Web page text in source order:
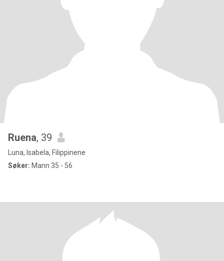
Ruena, 39
Luna, Isabela, Filippinene
Søker: Mann 35 - 56